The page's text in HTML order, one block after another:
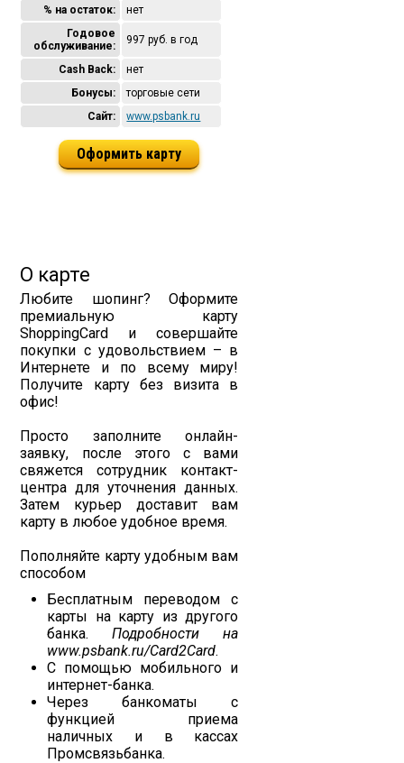
% на остаток:
нет
Годовое
обслуживание:
997 руб. в год
Cash Back:
нет
Бонусы:
торговые сети
Сайт:
www.psbank.ru
Оформить карту
О карте
Любите шопинг? Оформите
премиальную карту
ShoppingCard и совершайте
покупки с удовольствием – в
Интернете и по всему миру!
Получите карту без визита в
офис!
Просто заполните онлайн-
заявку, после этого с вами
свяжется сотрудник контакт-
центра для уточнения данных.
Затем курьер доставит вам
карту в любое удобное время.
Пополняйте карту удобным вам
способом
Бесплатным переводом с
карты на карту из другого
банка.Подробности на
www.psbank.ru/Card2Card.
С помощью мобильного и
интернет-банка.
Через банкоматы с
функцией приема
наличных и в кассах
Промсвязьбанка.